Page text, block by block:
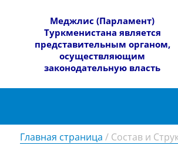
​Меджлис (Парламент)
Туркменистана является
представительным органом,
осуществляющим
законодательную власть
Главная страница / Состав и